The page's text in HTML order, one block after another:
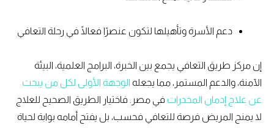
دعم الأسرة وتأهيلها لتكون عنصرًا فعالًا في رحلة التعافي
إن مركز طريق التعافي يجمع بين الخبرة، البرامج العلمية، البيئة
الآمنة، والدعم المستمر، مما يجعلهالوجهة الأولى لكل من يبحث
عن علاج إدمان المخدراتفي مصر. فاختيار الطريق الصحيح للعلاج
لا يمنح المريض فرصة للتعافي فحسب، بل يفتح أمامه بوابة لحياة